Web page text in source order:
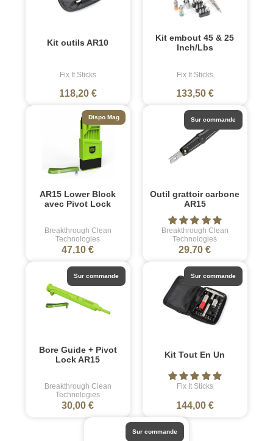
Kit outils AR10
Fix It Sticks
118,20 €
Kit embout 45 & 25
Inch/Lbs
Fix It Sticks
133,50 €
AR15 Lower Block
avec Pivot Lock
Breakthrough Clean
Technologies
47,10 €
Dispo Mag
Outil grattoir carbone
AR15
Breakthrough Clean
Technologies
29,70 €
Sur commande
Bore Guide + Pivot
Lock AR15
Breakthrough Clean
Technologies
30,00 €
Sur commande
Kit Tout En Un
Fix It Sticks
144,00 €
Sur commande
Sur commande